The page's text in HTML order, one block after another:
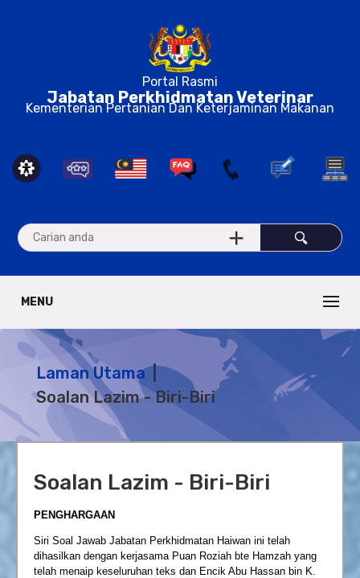
Portal Rasmi
Jabatan Perkhidmatan Veterinar
Kementerian Pertanian Dan Keterjaminan Makanan
MENU
Laman Utama
Soalan Lazim - Biri-Biri
Soalan Lazim - Biri-Biri
PENGHARGAAN
Siri Soal Jawab Jabatan Perkhidmatan Haiwan ini telah
dihasilkan dengan kerjasama Puan Roziah bte Hamzah yang
telah menaip keseluruhan teks dan Encik Abu Hassan bin K.